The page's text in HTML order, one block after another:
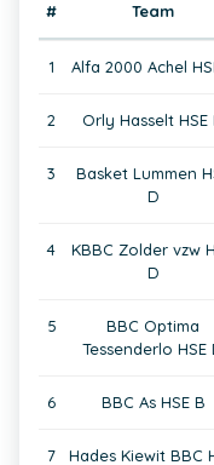
# Team
1 Alfa 2000 Achel
2 Orly Hasselt HSE
3
Basket Lummen
D
4
KBBC Zolder vzw
D
5
BBC Optima
Tessenderlo HSE
6 BBC As HSE B
7 Hades Kiewit BBC